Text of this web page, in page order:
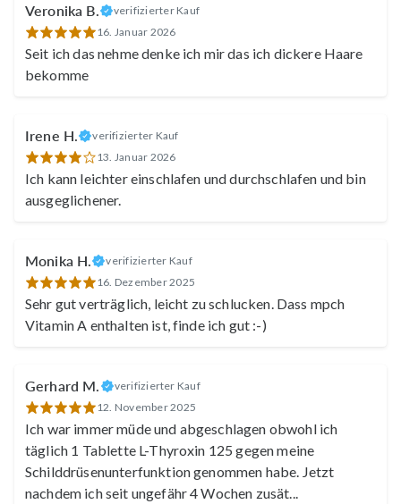
Veronika B.
verifizierter Kauf
16. Januar 2026
Seit ich das nehme denke ich mir das ich dickere Haare
bekomme
Irene H.
verifizierter Kauf
13. Januar 2026
Ich kann leichter einschlafen und durchschlafen und bin
ausgeglichener.
Monika H.
verifizierter Kauf
16. Dezember 2025
Sehr gut verträglich, leicht zu schlucken. Dass mpch
Vitamin A enthalten ist, finde ich gut :-)
Gerhard M.
verifizierter Kauf
12. November 2025
Ich war immer müde und abgeschlagen obwohl ich
täglich 1 Tablette L-Thyroxin 125 gegen meine
Schilddrüsenunterfunktion genommen habe. Jetzt
nachdem ich seit ungefähr 4 Wochen zusät